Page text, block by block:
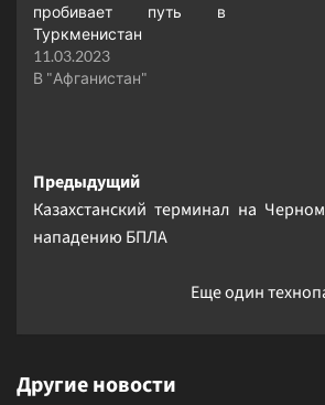
пробивает путь в
Туркменистан
11.03.2023
В "Афганистан"
Навигация
записи
Предыдущий
Казахстанский терминал на
нападению БПЛА
Еще один
Другие новости